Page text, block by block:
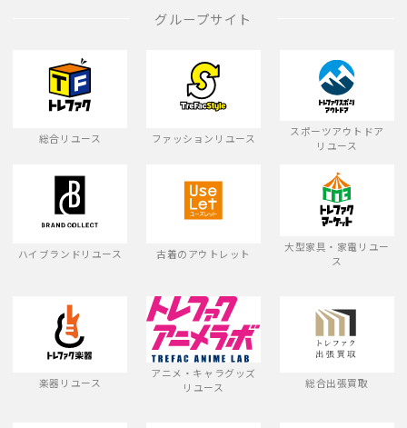
グループサイト
総合リユース ファッションリユース
スポーツアウトドア
リユース
ハイブランドリユース 古着のアウトレット
大型家具・家電リユー
ス
楽器リユース
アニメ・キャラグッズ
リユース
総合出張買取